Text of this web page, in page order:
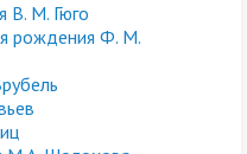
В. М. Гюго
рождения Ф. М.